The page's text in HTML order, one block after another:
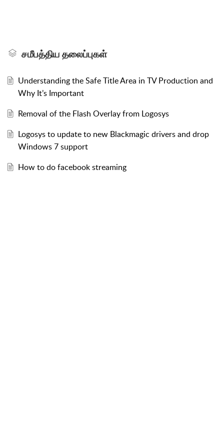
சமீபத்திய தலைப்புகள்
Understanding the Safe Title Area in TV Production and
Why It’s Important
Removal of the Flash Overlay from Logosys
Logosys to update to new Blackmagic drivers and drop
Windows 7 support
How to do facebook streaming